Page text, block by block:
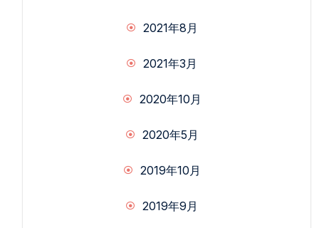
2021年8月
2021年3月
2020年10月
2020年5月
2019年10月
2019年9月